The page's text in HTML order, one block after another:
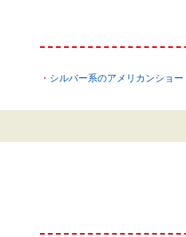
シルバー系のアメリカンショー